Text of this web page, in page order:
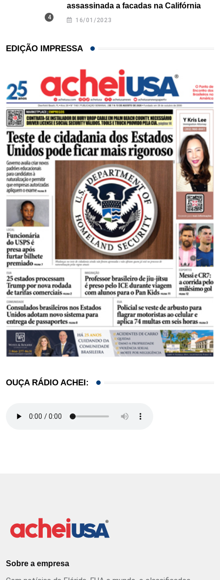
assassinada a facadas na Califórnia
16/01/2023
EDIÇÃO IMPRESSA
OUÇA RÁDIO ACHEI:
Sobre a empresa